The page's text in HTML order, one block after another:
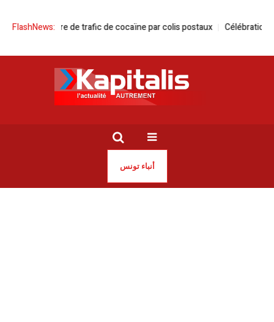
FlashNews:
de trafic de cocaïne par colis postaux Célébration de la
أنباء تونس